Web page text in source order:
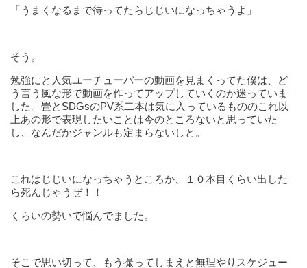
「うまくなるまで待ってたらじじいになっちゃうよ」
そう。
勉強にと人気ユーチューバーの動画を見まくってた僕は、ど
う言う風な形で動画を作ってアップしていくのか迷っていま
した。畳とSDGsのPV系二本は気に入っているもののこれ以
上あの形で表現したいことは今のところないと思っていた
し、なんだかジャンルも定まらないしと。
これはじじいになっちゃうところか、１０本目くらい出した
ら死んじゃうぜ！！
くらいの勢いで悩んでました。
そこで思い切って、もう撮ってしまえと無理やりスケジュー